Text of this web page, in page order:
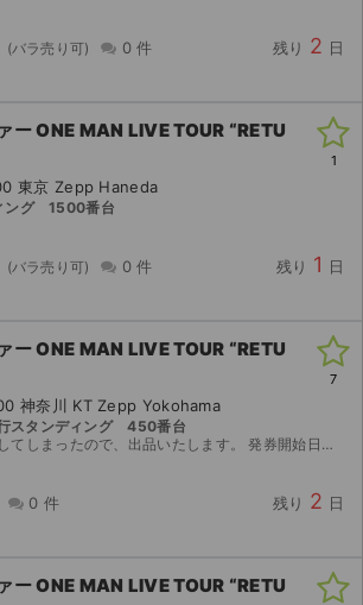
0 件 残り 2 日
ー ONE MAN LIVE TOUR “RETU
東京 Zepp Haneda
ング 1500番台
0 件 残り 1 日
1
ー ONE MAN LIVE TOUR “RETU
神奈川 KT Zepp Yokohama
スタンディング 450番台
ます。 発券開始日時（8/7 10:00〜）以降に順次受取可能になりますので、MOALAにてお送りいたします。
0 件 残り 2 日
7
ー ONE MAN LIVE TOUR “RETU